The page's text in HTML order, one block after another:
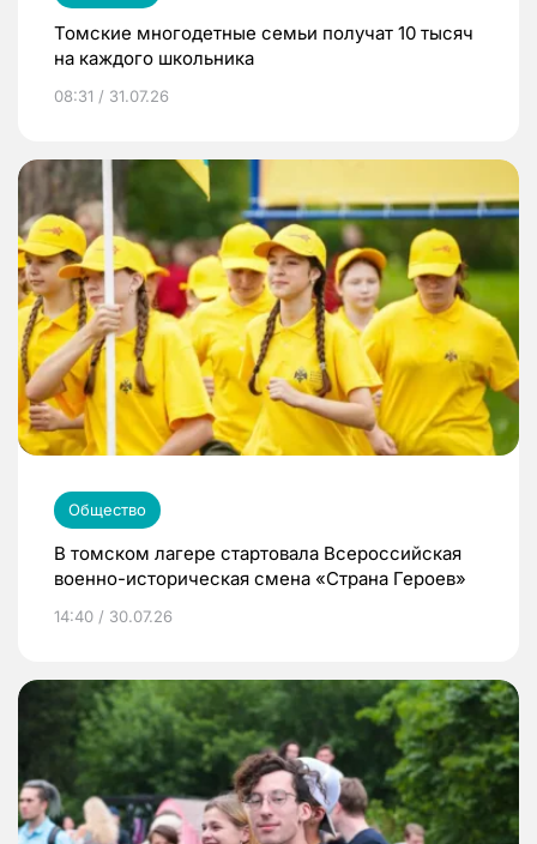
Томские многодетные семьи получат 10 тысяч
на каждого школьника
08:31 / 31.07.26
Общество
В томском лагере стартовала Всероссийская
военно-историческая смена «Страна Героев»
14:40 / 30.07.26